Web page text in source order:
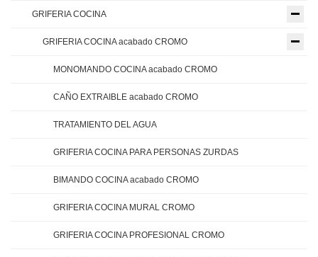
GRIFERIA COCINA
GRIFERIA COCINA acabado CROMO
MONOMANDO COCINA acabado CROMO
CAÑO EXTRAIBLE acabado CROMO
TRATAMIENTO DEL AGUA
GRIFERIA COCINA PARA PERSONAS ZURDAS
BIMANDO COCINA acabado CROMO
GRIFERIA COCINA MURAL CROMO
GRIFERIA COCINA PROFESIONAL CROMO